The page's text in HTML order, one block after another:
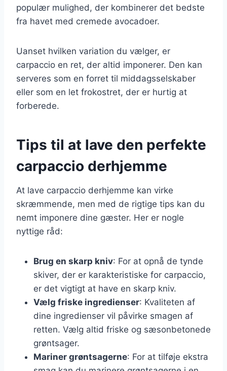
populær mulighed, der kombinerer det bedste
fra havet med cremede avocadoer.
Uanset hvilken variation du vælger, er
carpaccio en ret, der altid imponerer. Den kan
serveres som en forret til middagsselskaber
eller som en let frokostret, der er hurtig at
forberede.
Tips til at lave den perfekte
carpaccio derhjemme
At lave carpaccio derhjemme kan virke
skræmmende, men med de rigtige tips kan du
nemt imponere dine gæster. Her er nogle
nyttige råd:
Brug en skarp kniv: For at opnå de tynde
skiver, der er karakteristiske for carpaccio,
er det vigtigt at have en skarp kniv.
Vælg friske ingredienser: Kvaliteten af
dine ingredienser vil påvirke smagen af
retten. Vælg altid friske og sæsonbetonede
grøntsager.
Mariner grøntsagerne: For at tilføje ekstra